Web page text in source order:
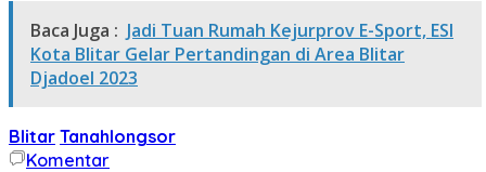
Baca Juga : Jadi Tuan Rumah Kejurprov E-Sport, ESI
Kota Blitar Gelar Pertandingan di Area Blitar
Djadoel 2023
Blitar Tanahlongsor
Komentar